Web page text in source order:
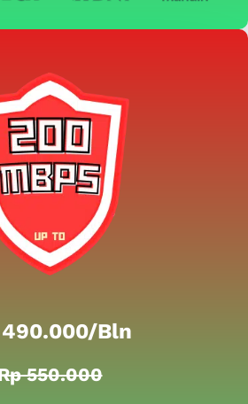
490.000/bln
550.000